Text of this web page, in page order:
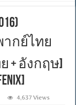
กย์ไทย
ย + อังกฤษ]
4,637 Views